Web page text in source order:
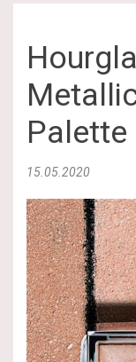
Palette
15.05.2020